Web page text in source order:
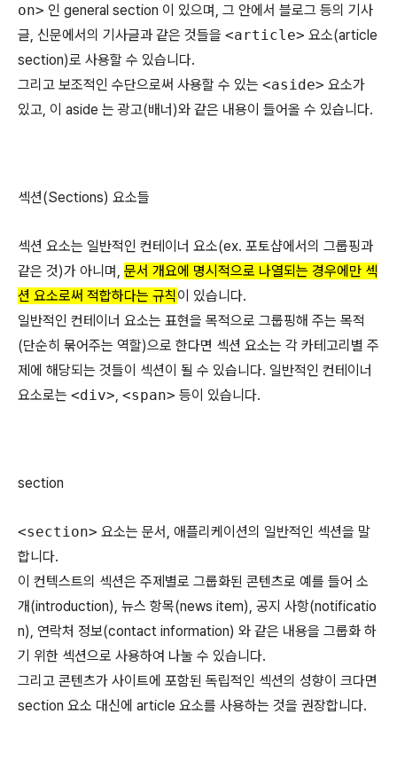
on> 인 general section 이 있으며, 그 안에서 블로그 등의 기사
글, 신문에서의 기사글과 같은 것들을 <article> 요소(article
section)로 사용할 수 있습니다.
그리고 보조적인 수단으로써 사용할 수 있는 <aside> 요소가
있고, 이 aside 는 광고(배너)와 같은 내용이 들어올 수 있습니다.
섹션(Sections) 요소들
섹션 요소는 일반적인 컨테이너 요소(ex. 포토샵에서의 그룹핑과
같은 것)가 아니며, 문서 개요에 명시적으로 나열되는 경우에만 섹
션 요소로써 적합하다는 규칙이 있습니다.
일반적인 컨테이너 요소는 표현을 목적으로 그룹핑해 주는 목적
(단순히 묶어주는 역할)으로 한다면 섹션 요소는 각 카테고리별 주
제에 해당되는 것들이 섹션이 될 수 있습니다. 일반적인 컨테이너
요소로는 <div>, <span> 등이 있습니다.
section
<section> 요소는 문서, 애플리케이션의 일반적인 섹션을 말
합니다.
이 컨텍스트의 섹션은 주제별로 그룹화된 콘텐츠로 예를 들어 소
개(introduction), 뉴스 항목(news item), 공지 사항(notificatio
n), 연락처 정보(contact information) 와 같은 내용을 그룹화 하
기 위한 섹션으로 사용하여 나눌 수 있습니다.
그리고 콘텐츠가 사이트에 포함된 독립적인 섹션의 성향이 크다면
section 요소 대신에 article 요소를 사용하는 것을 권장합니다.